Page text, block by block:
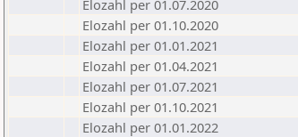
Elozahl per 01.07.2020
Elozahl per 01.10.2020
Elozahl per 01.01.2021
Elozahl per 01.04.2021
Elozahl per 01.07.2021
Elozahl per 01.10.2021
Elozahl per 01.01.2022